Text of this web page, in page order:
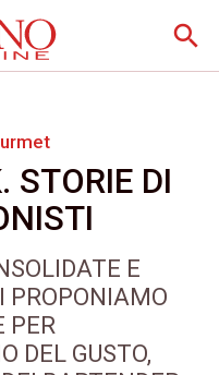
search
STORIE DI
E
PROPONIAMO
PER
DEL GUSTO,